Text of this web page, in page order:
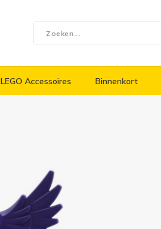
LEGO Accessoires Binnenkort